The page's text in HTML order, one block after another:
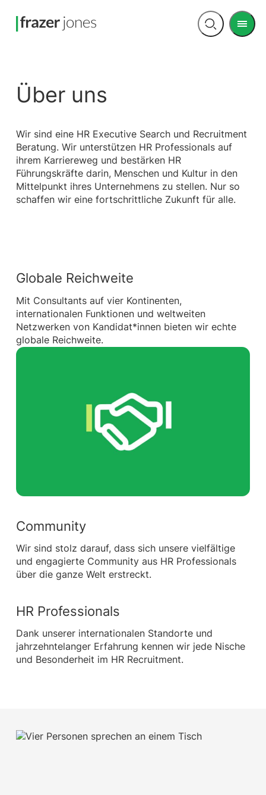
Open
Menu
Über uns
Wir sind eine HR Executive Search und Recruitment
Beratung. Wir unterstützen HR Professionals auf
ihrem Karriereweg und bestärken HR
Führungskräfte darin, Menschen und Kultur in den
Mittelpunkt ihres Unternehmens zu stellen. Nur so
schaffen wir eine fortschrittliche Zukunft für alle.
Globale Reichweite
Mit Consultants auf vier Kontinenten,
internationalen Funktionen und weltweiten
Netzwerken von Kandidat*innen bieten wir echte
globale Reichweite.
Community
Wir sind stolz darauf, dass sich unsere vielfältige
und engagierte Community aus HR Professionals
über die ganze Welt erstreckt.
HR Professionals
Dank unserer internationalen Standorte und
jahrzehntelanger Erfahrung kennen wir jede Nische
und Besonderheit im HR Recruitment.